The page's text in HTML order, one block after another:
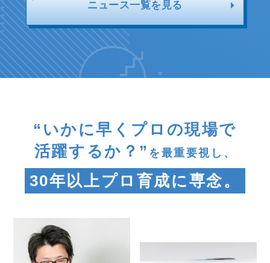
ニュース一覧を見る
“いかに早くプロの現場で
活躍するか？” を最重要視し、
30年以上プロ育成に専念。